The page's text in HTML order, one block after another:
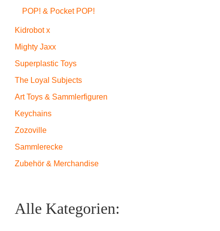
POP! & Pocket POP!
Kidrobot x
Mighty Jaxx
Superplastic Toys
The Loyal Subjects
Art Toys & Sammlerfiguren
Keychains
Zozoville
Sammlerecke
Zubehör & Merchandise
Alle Kategorien: